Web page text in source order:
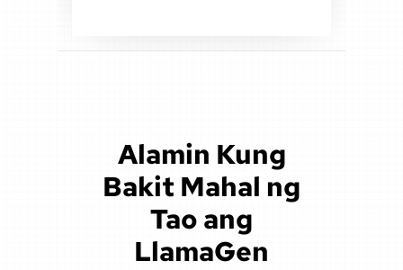
Alamin Kung
Bakit Mahal ng
Tao ang
LlamaGen